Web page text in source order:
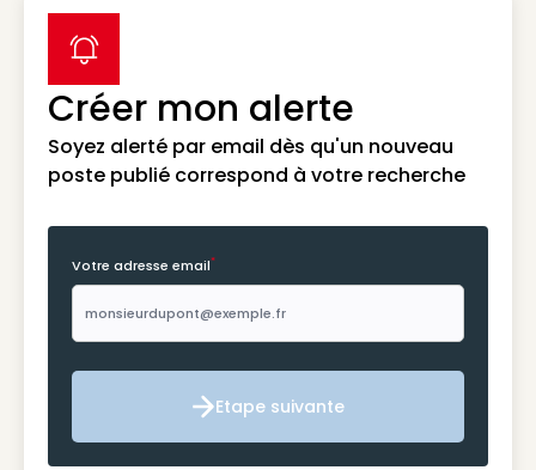
Créer mon alerte
Soyez alerté par email dès qu'un nouveau
poste publié correspond à votre recherche
label icon
Votre adresse email*
Etape suivante
Etape suivante